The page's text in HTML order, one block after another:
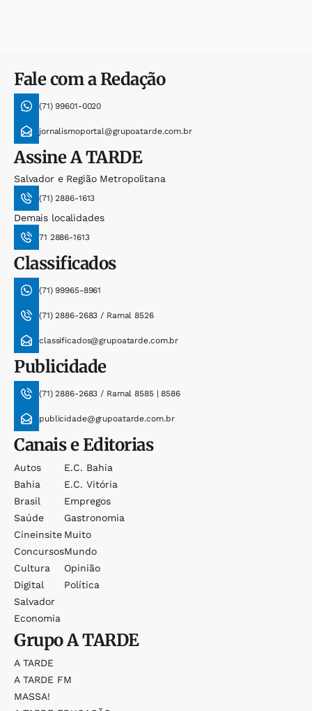
Fale com a Redação
(71) 99601-0020
jornalismoportal@grupoatarde.com.br
AssineA TARDE
Salvador e Região Metropolitana
(71) 2886-1613
Demais localidades
71 2886-1613
Classificados
(71) 99965-8961
(71) 2886-2683 / Ramal 8526
classificados@grupoatarde.com.br
Publicidade
(71) 2886-2683 / Ramal 8585 | 8586
publicidade@grupoatarde.com.br
Canais e Editorias
Autos
Bahia
Brasil
Saúde
Cineinsite
Concursos
Cultura
Digital
Salvador
Economia
E.c. Bahia
E.c. Vitória
Empregos
Gastronomia
Muito
Mundo
Opinião
Política
GrupoA TARDE
A TARDE
A TARDE FM
MASSA!